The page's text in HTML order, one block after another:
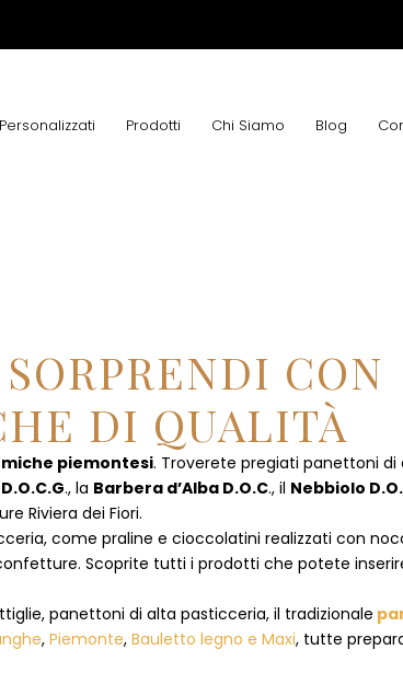
Prodotti Chi Siamo Blog
CON
DI QUALITÀ
piemontesi. Troverete pregiati panettoni
., la Barbera d’Alba D.O.C., il Nebbiolo
Riviera dei Fiori.
come praline e cioccolatini realizzati con
Scoprite tutti i prodotti che potete
panettoni di alta pasticceria, il tradizionale
, Piemonte, Bauletto legno e Maxi, tutte